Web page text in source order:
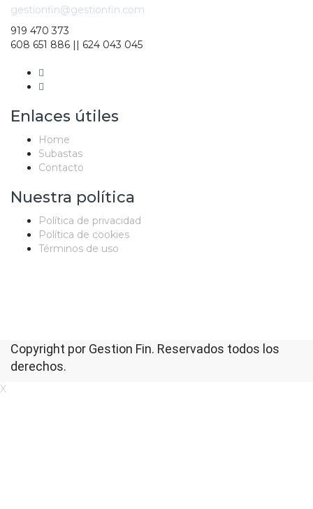
gestionfin@gestionfin.com
919 470 373
608 651 886 || 624 043 045
Enlaces útiles
Home
Subastas
Contacto
Nuestra política
Política de privacidad
Política de cookies
Términos de uso
Copyright por Gestion Fin. Reservados todos los
derechos.
X